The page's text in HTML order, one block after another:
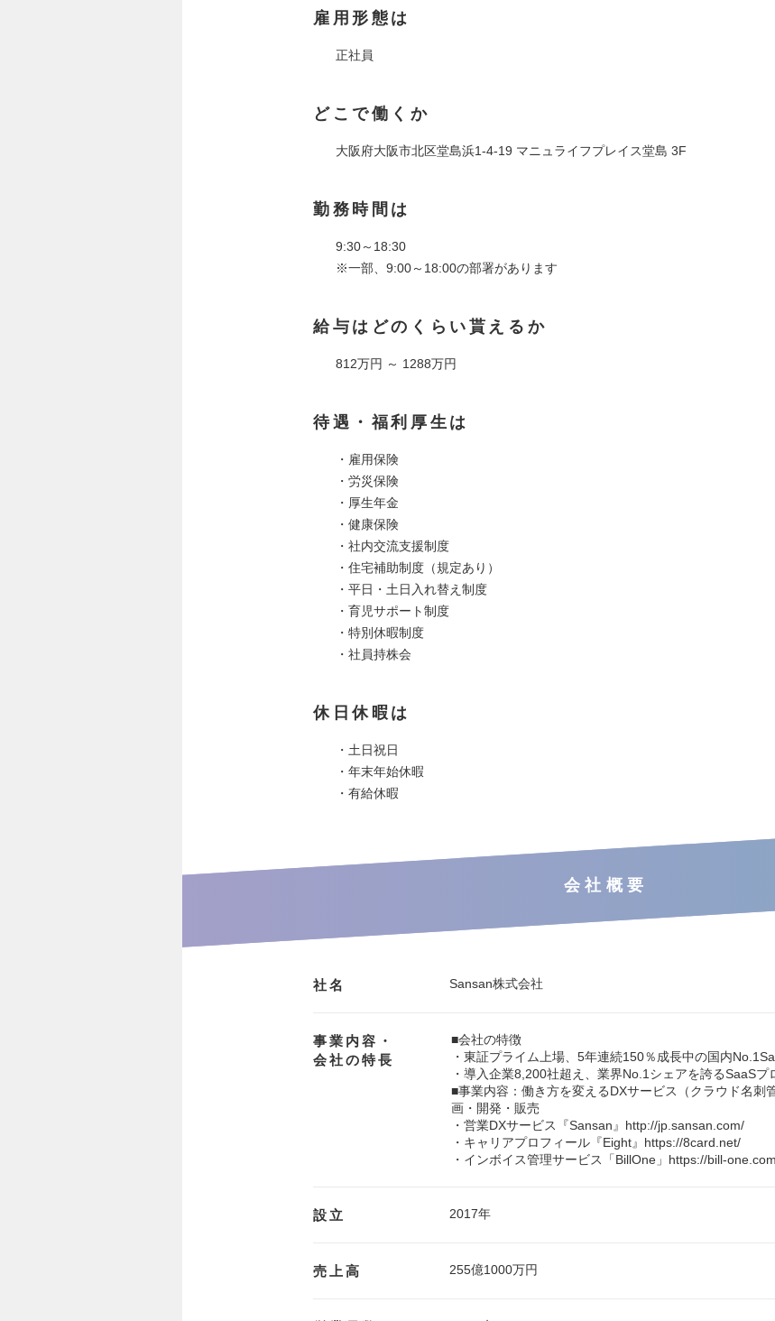
雇用形態は
正社員
どこで働くか
大阪府大阪市北区堂島浜1-4-19 マニュライフプレイス堂島 3F
勤務時間は
9:30～18:30
※一部、9:00～18:00の部署があります
給与はどのくらい貰えるか
812万円 ～ 1288万円
待遇・福利厚生は
・雇用保険
・労災保険
・厚生年金
・健康保険
・社内交流支援制度
・住宅補助制度（規定あり）
・平日・土日入れ替え制度
・育児サポート制度
・特別休暇制度
・社員持株会
休日休暇は
・土日祝日
・年末年始休暇
・有給休暇
会社概要
社名 Sansan株式会社
事業内容・
会社の特長
■会社の特徴
・東証プライム上場、5年連続150％成長中の国内
・導入企業8,200社超え、業界No.1シェアを誇るSaaSプ
■事業内容：働き方を変えるDXサービス（クラウド名刺
画・開発・販売
・営業DXサービス『Sansan』http://jp.sansan.com/
・キャリアプロフィール『Eight』https://8card.net/
・インボイス管理サービス「BillOne」https://bill-
設立 2017年
売上高 255億1000万円